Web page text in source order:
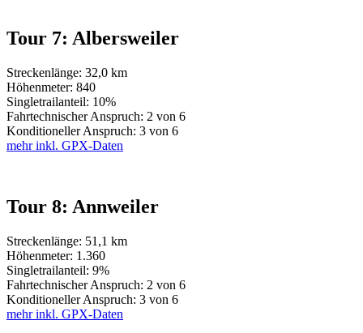
Tour 7: Albersweiler
Streckenlänge: 32,0 km
Höhenmeter: 840
Singletrailanteil: 10%
Fahrtechnischer Anspruch: 2 von 6
Konditioneller Anspruch: 3 von 6
mehr inkl. GPX-Daten
Tour 8: Annweiler
Streckenlänge: 51,1 km
Höhenmeter: 1.360
Singletrailanteil: 9%
Fahrtechnischer Anspruch: 2 von 6
Konditioneller Anspruch: 3 von 6
mehr inkl. GPX-Daten